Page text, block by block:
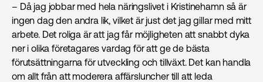
– Då jag jobbar med hela näringslivet i Kristinehamn så är
ingen dag den andra lik, vilket är just det jag gillar med mitt
arbete. Det roliga är att jag får möjligheten att snabbt dyka
ner i olika företagares vardag för att ge de bästa
förutsättningarna för utveckling och tillväxt. Det kan handla
om allt från att moderera affärsluncher till att leda